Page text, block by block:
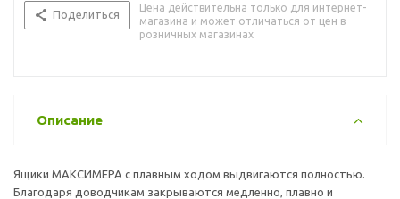
Поделиться
Цена действительна только для интернет-
магазина и может отличаться от цен в
розничных магазинах
Описание
Ящики МАКСИМЕРА с плавным ходом выдвигаются полностью.
Благодаря доводчикам закрываются медленно, плавно и